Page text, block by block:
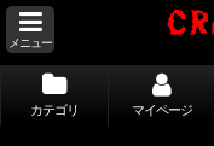
メニュー
カテゴリ マイページ